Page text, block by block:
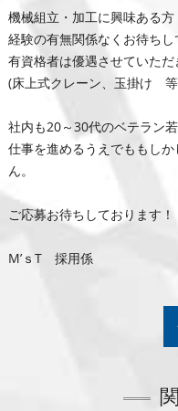
機械組立・加工に興味ある方
経験の有無関係なくお待ちし
有資格者は優遇させていただ
(床上式クレーン、玉掛け
社内も20～30代のベテラン
仕事を進めるうえでももし
ん。
ご応募お待ちしております！
M’ｓT 採用係